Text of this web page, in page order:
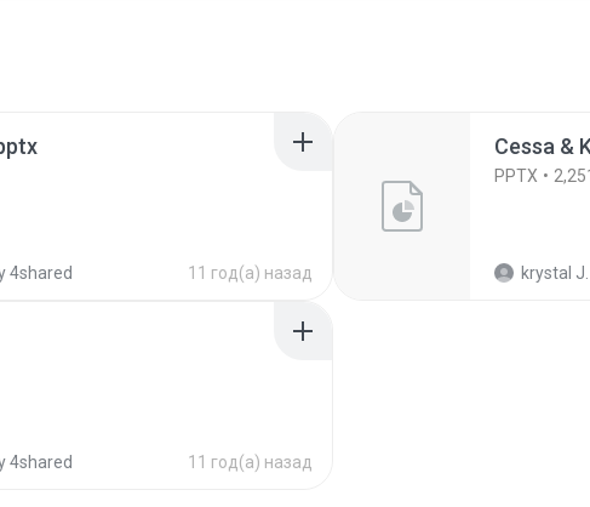
4shared 11 год(а) назад
Cessa &
PPTX
krystal J.
4shared 11 год(а) назад